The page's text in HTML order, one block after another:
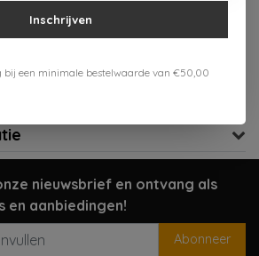
vanaf 75,-
nieuwsbrief en ontvang als
en aanbiedingen!
Abonneer
Inschrijven
bij een minimale bestelwaarde van €50,00